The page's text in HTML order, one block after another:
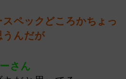
ペックどころかちょっ
うんだが
さん